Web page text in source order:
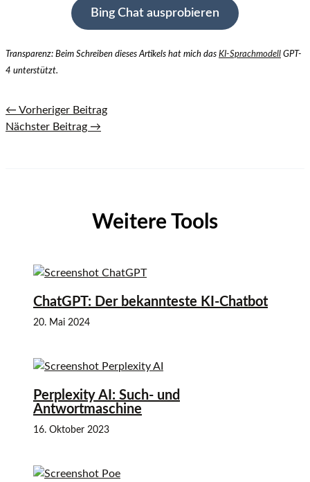
Bing Chat ausprobieren
Transparenz: Beim Schreiben dieses Artikels hat mich das KI-Sprachmodell GPT-
4 unterstützt.
← Vorheriger Beitrag
Nächster Beitrag →
Weitere Tools
ChatGPT: Der bekannteste KI-Chatbot
20. Mai 2024
Perplexity AI: Such- und
Antwortmaschine
16. Oktober 2023